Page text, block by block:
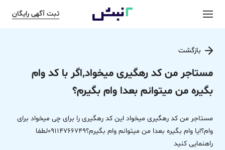
ثبت آگهی رایگان
بازگشت
مستاجر من کد رهگیری میخواد,اگر با کد وام
بگیره من میتوانم بعدا وام بگیرم؟
مستاجر من کد رهگیری میخواد این کد رهگیری را برای چی میخواد برای
وام؟ایا وام بگیره بعدا من میتوانم وام بگیرم؟09114766749لطفا
راهنمایی کنید